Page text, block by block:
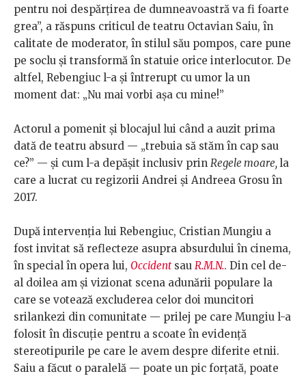
pentru noi despărțirea de dumneavoastră va fi foarte
grea”, a răspuns criticul de teatru Octavian Saiu, în
calitate de moderator, în stilul său pompos, care pune
pe soclu și transformă în statuie orice interlocutor. De
altfel, Rebengiuc l-a și întrerupt cu umor la un
moment dat: „Nu mai vorbi așa cu mine!”
Actorul a pomenit și blocajul lui când a auzit prima
dată de teatru absurd — „trebuia să stăm în cap sau
ce?” — și cum l-a depășit inclusiv prin Regele moare,la
care a lucrat cu regizorii Andrei și Andreea Grosu în
2017.
După intervenția lui Rebengiuc, Cristian Mungiu a
fost invitat să reflecteze asupra absurdului în cinema,
în special în opera lui, Occidentsau R.M.N.. Din cel de-
al doilea am și vizionat scena adunării populare la
care se votează excluderea celor doi muncitori
srilankezi din comunitate — prilej pe care Mungiu l-a
folosit în discuție pentru a scoate în evidență
stereotipurile pe care le avem despre diferite etnii.
Saiu a făcut o paralelă — poate un pic forțată, poate